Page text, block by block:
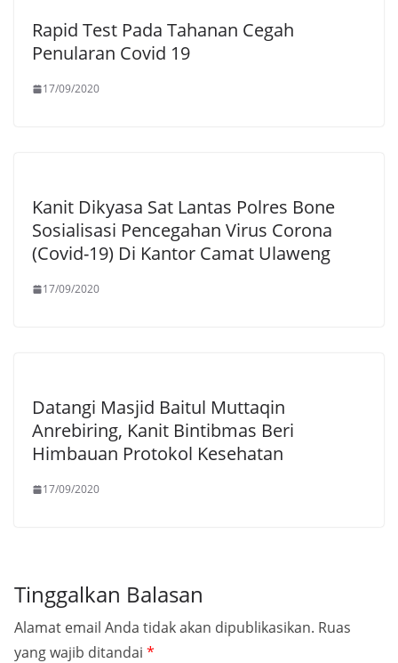
Rapid Test Pada Tahanan Cegah
Penularan Covid 19
17/09/2020
Kanit Dikyasa Sat Lantas Polres Bone
Sosialisasi Pencegahan Virus Corona
(Covid-19) Di Kantor Camat Ulaweng
17/09/2020
Datangi Masjid Baitul Muttaqin
Anrebiring, Kanit Bintibmas Beri
Himbauan Protokol Kesehatan
17/09/2020
Tinggalkan Balasan
Alamat email Anda tidak akan dipublikasikan. Ruas
yang wajib ditandai *